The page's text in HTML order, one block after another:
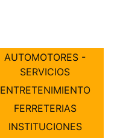
AUTOMOTORES -
SERVICIOS
ENTRETENIMIENTO
FERRETERIAS
INSTITUCIONES